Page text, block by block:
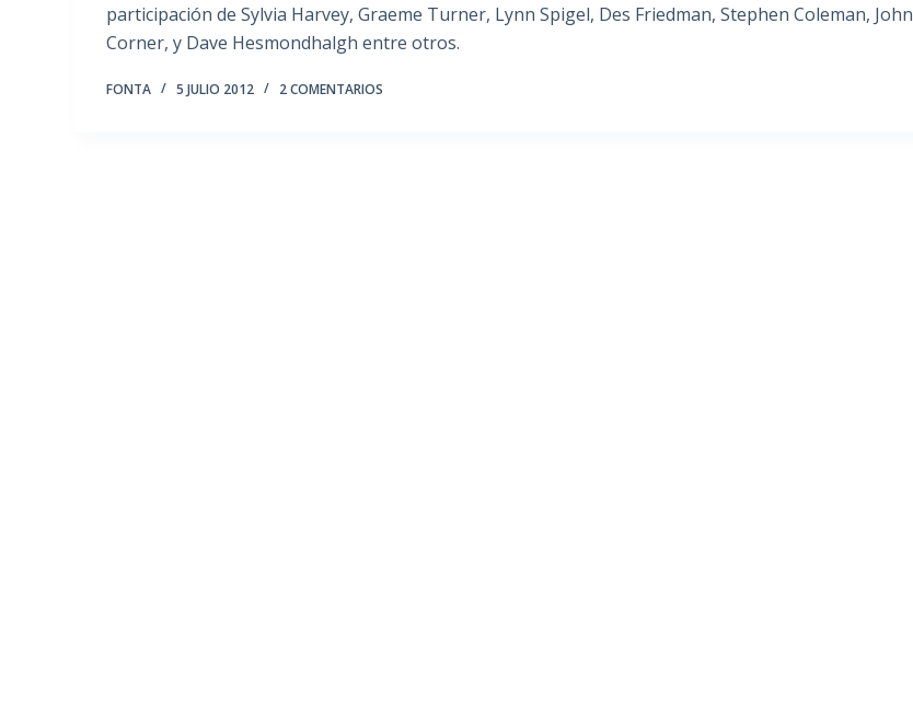
participación de Sylvia Harvey, Graeme Turner, Lynn Spigel, Des Friedman, Stephen Coleman, John
Corner, y Dave Hesmondhalgh entre otros.
FONTA 5 JULIO 2012 2 COMENTARIOS